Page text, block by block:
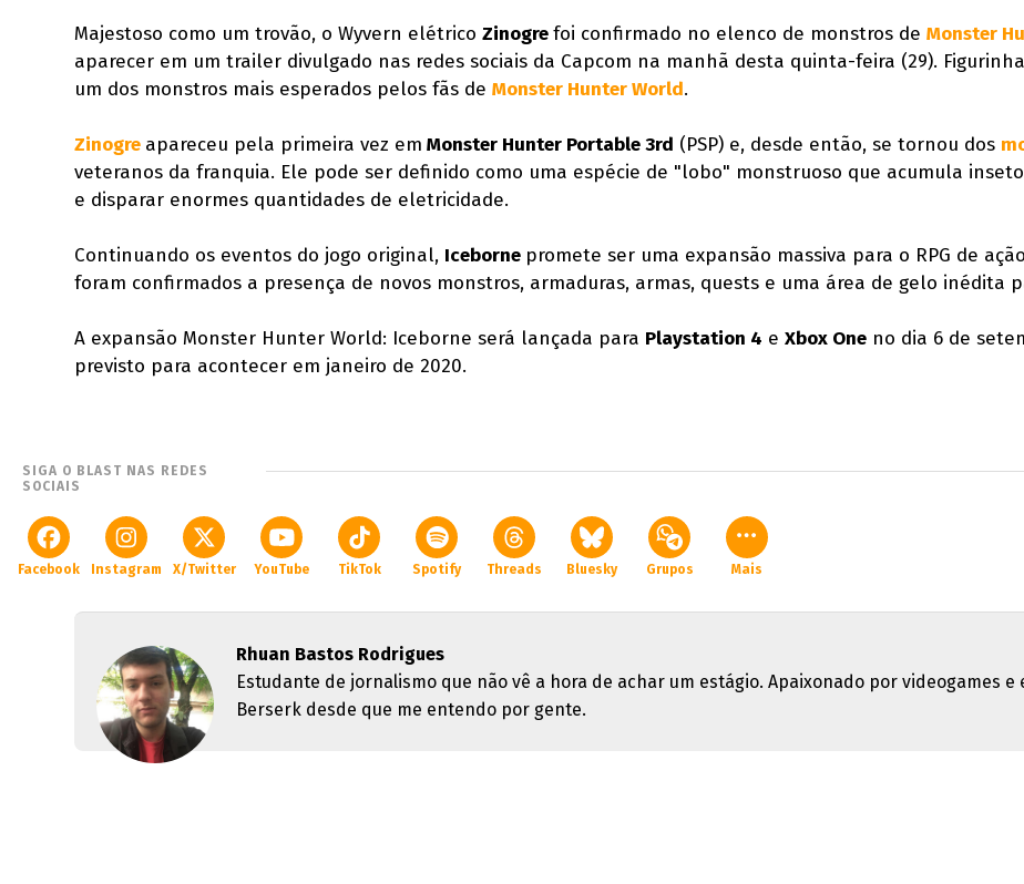
Majestoso como um trovão, o Wyvern elétricoZinogrefoi confirmado no elenco de monstros deMonster
aparecer em um trailer divulgado nas redes sociais da Capcom na manhã desta quinta-feira (29).
um dos monstros mais esperados pelos fãs deMonster Hunter World.
Zinogre apareceu pela primeira vez em Monster Hunter Portable 3rd (PSP) e, desde então, se tornou dos
veteranos da franquia. Ele pode ser definido como uma espécie de "lobo" monstruoso que acumula
e disparar enormes quantidades de eletricidade.
Continuando os eventos do jogo original, Iceborne promete ser uma expansão massiva para o RPG de
foram confirmados a presença de novos monstros, armaduras, armas, quests e uma área de gelo inédita
A expansão Monster Hunter World: Iceborne será lançada para Playstation 4 eXbox One no dia 6 de
previsto para acontecer em janeiro de 2020.
SIGA O BLAST NAS REDES
SOCIAIS
Facebook Instagram X/Twitter YouTube TikTok Spotify Threads Bluesky Grupos Mais
Rhuan Bastos Rodrigues
Estudante de jornalismo que não vê a hora de achar um estágio. Apaixonado por videogames
Berserk desde que me entendo por gente.